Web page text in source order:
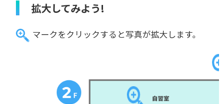
拡大してみよう!
マークをクリックすると写真が拡大します。